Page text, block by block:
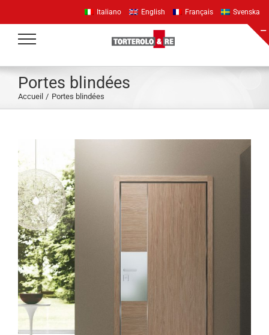
contenu
Portes blindées
Accueil Portes blindées
Italiano English Français Svenska